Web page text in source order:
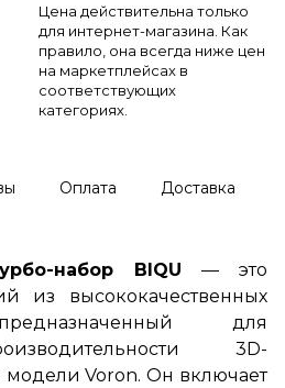
Цена действительна только
для интернет-магазина. Как
правило, она всегда ниже цен
на маркетплейсах в
соответствующих
категориях.
Оплата Доставка
набор BIQU — это
из высококачественных
для
3D-
модели Voron. Он включает